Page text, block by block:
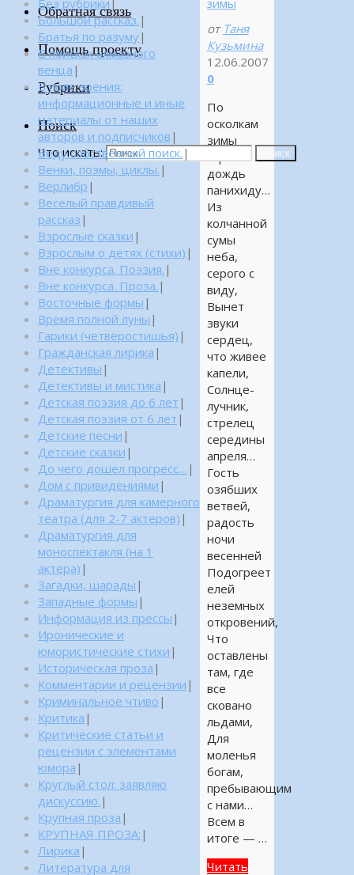
Обратная связь
Помощь проекту
Рубрики
Поиск
Что искать: Поиск
зимы
от Таня
Кузьмина
12.06.2007
0
По
осколкам
зимы
справит
дождь
панихиду…
Из
колчанной
сумы
неба,
серого с
виду,
Вынет
звуки
сердец,
что живее
капели,
Солнце-
лучник,
стрелец
середины
апреля…
Гость
озябших
ветвей,
радость
ночи
весенней
Подогреет
елей
неземных
откровений,
Что
оставлены
там, где
все
сковано
льдами,
Для
моленья
богам,
пребывающим
с нами…
Всем в
итоге — …
Читать
Без рубрики |
Большой рассказ. |
Братья по разуму|
В поисках алмазного
венца |
В поле зрения:
информационные и иные
материалы от наших
авторов и подписчиков |
Веду собственный поиск. |
Венки, поэмы, циклы. |
Верлибр |
Веселый правдивый
рассказ |
Взрослые сказки |
Взрослым о детях (стихи) |
Вне конкурса. Поэзия. |
Вне конкурса. Проза. |
Восточные формы |
Время полной луны |
Гарики (четверостишья) |
Гражданская лирика |
Детективы |
Детективы и мистика |
Детская поэзия до 6 лет |
Детская поэзия от 6 лет |
Детские песни |
Детские сказки |
До чего дошел прогресс… |
Дом с привидениями |
Драматургия для камерного
театра (для 2-7 актеров) |
Драматургия для
моноспектакля (на 1
актера) |
Загадки, шарады |
Западные формы |
Информация из прессы |
Иронические и
юмористические стихи |
Историческая проза |
Комментарии и рецензии |
Криминальное чтиво |
Критика |
Критические статьи и
рецензии с элементами
юмора |
Круглый стол: заявляю
дискуссию. |
Крупная проза |
КРУПНАЯ ПРОЗА: |
Лирика |
Литература для